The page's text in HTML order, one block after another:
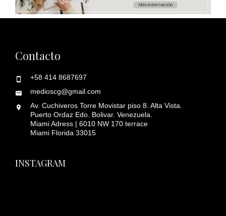
Contacto
+58 414 8687697
medioscg@gmail.com
Av. Cuchiveros Torre Movistar piso 8. Alta Vista.
Puerto Ordaz Edo. Bolivar. Venezuela.
Miami Adress | 6010 NW 170 terrace
Miami Florida 33015
INSTAGRAM